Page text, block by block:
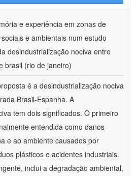
e experiência em zonas de
e ambientais num estudo
desindustrialização nociva entre
brasil (rio de janeiro)
é a desindustrialização nociva
Brasil-Espanha. A
tem dois significados. O primeiro
entendida como danos
e ao ambiente causados por
plásticos e acidentes industriais.
inclui a degradação ambiental,